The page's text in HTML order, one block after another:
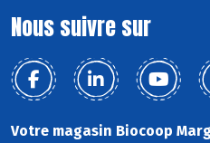
Nous suivre sur
Votre magasin Biocoop